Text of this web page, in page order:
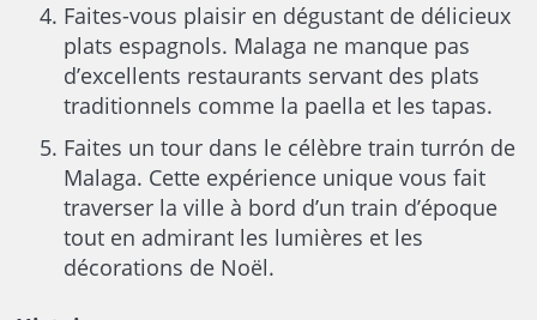
Faites-vous plaisir en dégustant de délicieux
plats espagnols. Malaga ne manque pas
d’excellents restaurants servant des plats
traditionnels comme la paella et les tapas.
Faites un tour dans le célèbre train turrón de
Malaga. Cette expérience unique vous fait
traverser la ville à bord d’un train d’époque
tout en admirant les lumières et les
décorations de Noël.